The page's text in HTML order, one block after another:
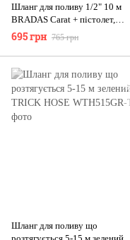
Шланг для поливу 1/2" 10 м
BRADAS Carat + пістолет,
конектори та адаптер на кран
(комплект)
695 грн 765 грн
Шланг для поливу що